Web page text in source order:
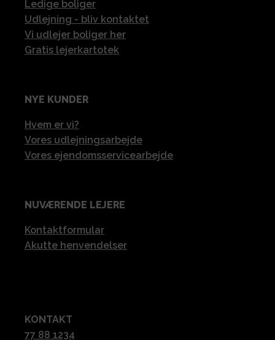
Ledige boliger
Udlejning - bliv kontaktet
Vi udlejer boliger her
Gratis lejerkartotek
NYE KUNDER
Hvem er vi?
Vores udlejningsarbejde
Vores ejendomsservicearbejde
NUVÆRENDE LEJERE
Kontaktformular
Akutte henvendelser
KONTAKT
77 88 1234